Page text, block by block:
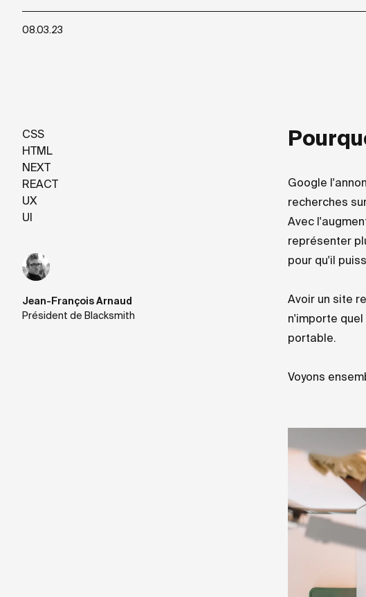
08.03.23
CSS
HTML
NEXT
REACT
UX
UI
Jean-François Arnaud
Président de Blacksmith
Google
recherches
Avec
représenter
pour qu'il
Avoir un site
n'importe
portable.
Voyons